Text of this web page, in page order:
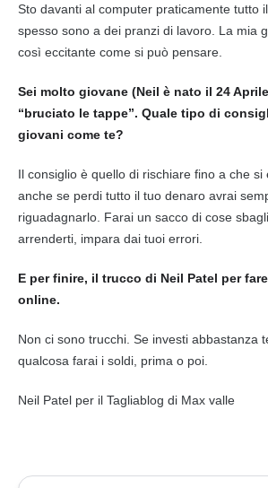
Sto davanti al computer praticamente tutto
spesso sono a dei pranzi di lavoro. La mia
così eccitante come si può pensare.
Sei molto giovane (Neil è nato il 24
“bruciato le tappe”. Quale tipo di
giovani come te?
Il consiglio è quello di rischiare fino a che si
anche se perdi tutto il tuo denaro avrai
riguadagnarlo. Farai un sacco di cose
arrenderti, impara dai tuoi errori.
E per finire, il trucco di Neil Patel per
online.
Non ci sono trucchi. Se investi abbastanza
qualcosa farai i soldi, prima o poi.
Neil Patel per il Tagliablog di Max valle